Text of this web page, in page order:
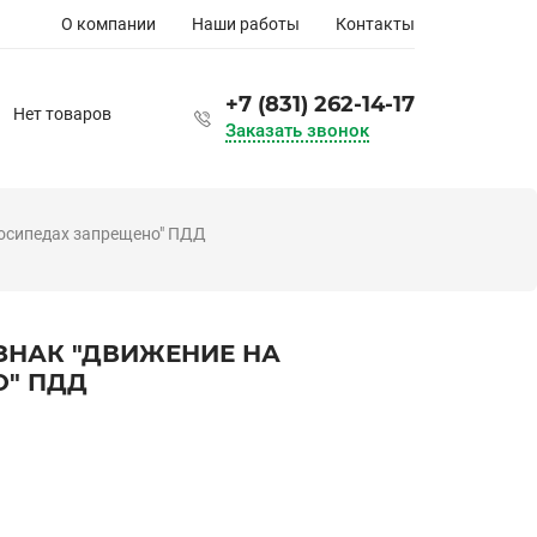
Основная
О компании Наши работы Контакты
Нет товаров +7 (831) 262-14-17
Заказать звонок
запрещено" ПДД
"ДВИЖЕНИЕ НА
ПДД